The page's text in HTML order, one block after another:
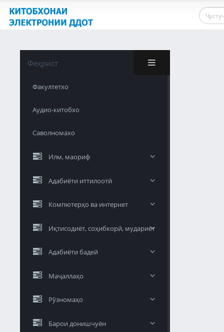
Феҳрист
Факултетхо
Аудио-китобхо
Саволномахо
Илм, маориф
Адабиёти иттилоотӣ
Компютерҳо ва интернет
Иқтисодиёт, соҳибкорӣ, мудариёт
Адабиёти бадеӣ
Маҷаллаҳо
Рӯзномаҳо
Барои донишчуён